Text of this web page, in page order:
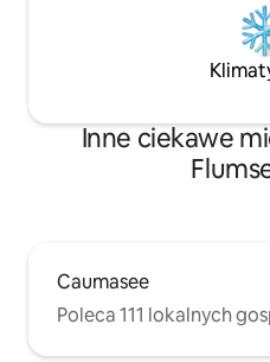
Inne ciekawe
Caumasee
Poleca 111 lokalnych